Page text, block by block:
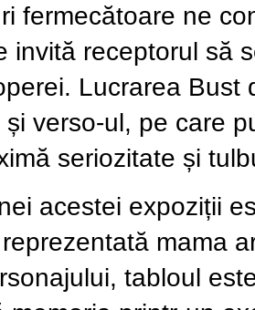
fermecătoare ne
invită receptorul să
Lucrarea Bust
verso-ul, pe care
seriozitate și
acestei expoziții
reprezentată mama
tabloul